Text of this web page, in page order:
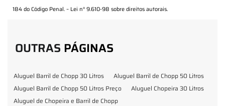
184 do Código Penal. – Lei n° 9.610-98 sobre direitos autorais.
OUTRAS PÁGINAS
Aluguel Barril de Chopp 30 Litros
Aluguel Barril de Chopp 50 Litros
Aluguel Barril de Chopp 50 Litros Preço
Aluguel Chopeira 30 Litros
Aluguel de Chopeira e Barril de Chopp